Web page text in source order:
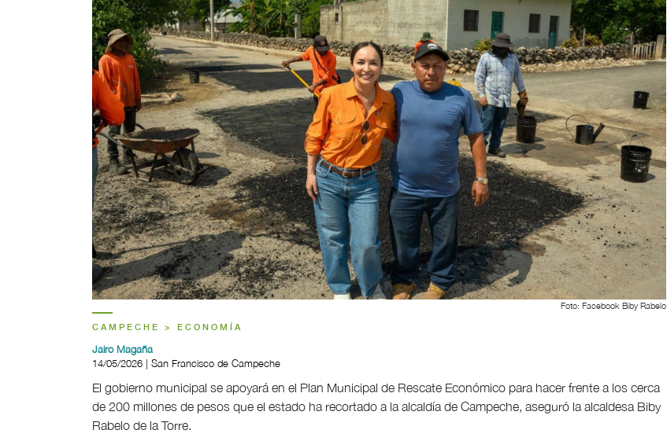
Foto: Facebook Biby Rabelo
CAMPECHE > ECONOMÍA
Jairo Magaña
14/05/2026 | San Francisco de Campeche
El gobierno municipal se apoyará en el Plan Municipal de Rescate Económico para hacer frente a los cerca
de 200 millones de pesos que el estado ha recortado a la alcaldía de Campeche, aseguró la alcaldesa Biby
Rabelo de la Torre.